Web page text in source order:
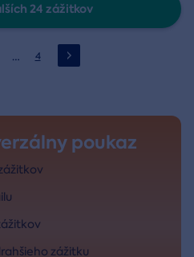
24 zážitkov
… 4
poukaz
zážitku